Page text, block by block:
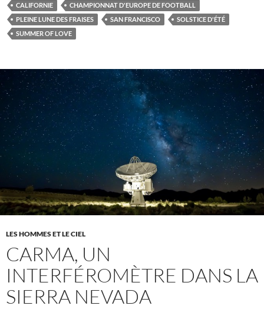
CALIFORNIE
CHAMPIONNAT D'EUROPE DE FOOTBALL
PLEINE LUNE DES FRAISES
SAN FRANCISCO
SOLSTICE D'ÉTÉ
SUMMER OF LOVE
LES HOMMES ET LE CIEL
CARMA, UN
INTERFÉROMÈTRE DANS LA
SIERRA NEVADA